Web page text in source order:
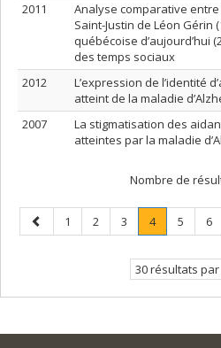
2011
Analyse comparative
Saint-Justin de Léon Gérin
québécoise d’aujourd’hui
des temps sociaux
2012
L’expression de l’identité
atteint de la maladie
2007
La stigmatisation des
atteintes par la maladie
Nombre de
Page
précédente
Page
1 Page
2 Page
3 Page
4.
Page
Page
5 6
30 résultats